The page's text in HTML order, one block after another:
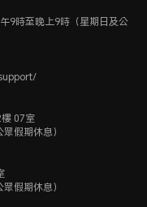
9時至晚上9時（星期日及公
07室
假期休息）
假期休息）